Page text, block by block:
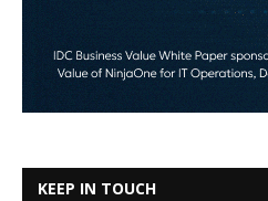
KEEP IN TOUCH